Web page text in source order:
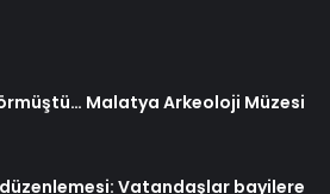
Malatya Arkeoloji Müzesi
düzenlemesi: Vatandaşlar bayilere